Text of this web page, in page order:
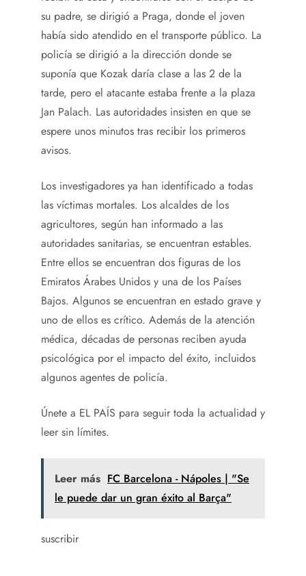
su padre, se dirigió a Praga, donde el joven
había sido atendido en el transporte público. La
policía se dirigió a la dirección donde se
suponía que Kozak daría clase a las 2 de la
tarde, pero el atacante estaba frente a la plaza
Jan Palach. Las autoridades insisten en que se
espere unos minutos tras recibir los primeros
avisos.
Los investigadores ya han identificado a todas
las víctimas mortales. Los alcaldes de los
agricultores, según han informado a las
autoridades sanitarias, se encuentran estables.
Entre ellos se encuentran dos figuras de los
Emiratos Árabes Unidos y una de los Países
Bajos. Algunos se encuentran en estado grave y
uno de ellos es crítico. Además de la atención
médica, décadas de personas reciben ayuda
psicológica por el impacto del éxito, incluidos
algunos agentes de policía.
Únete a EL PAÍS para seguir toda la actualidad y
leer sin límites.
Leer más FC Barcelona - Nápoles | "Se
le puede dar un gran éxito al Barça"
suscribir